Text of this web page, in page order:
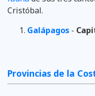
Cristóbal.
Galápagos -
Provincias de la